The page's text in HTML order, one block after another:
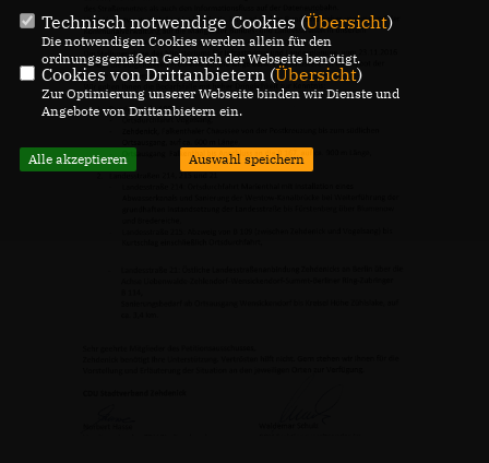
Technisch notwendige Cookies (Übersicht)
Die notwendigen Cookies werden allein für den
ordnungsgemäßen Gebrauch der Webseite benötigt.
Cookies von Drittanbietern (Übersicht)
Zur Optimierung unserer Webseite binden wir Dienste und
Angebote von Drittanbietern ein.
Alle akzeptieren Auswahl speichern